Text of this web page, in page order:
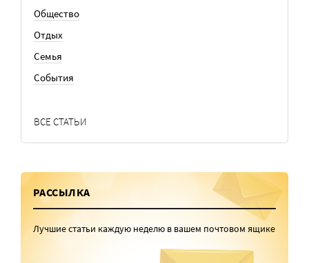
Общество
Отдых
Семья
События
ВСЕ СТАТЬИ
РАССЫЛКА
Лучшие статьи каждую неделю в вашем почтовом ящике